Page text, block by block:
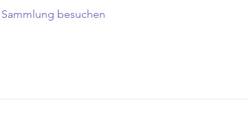
Sammlung besuchen